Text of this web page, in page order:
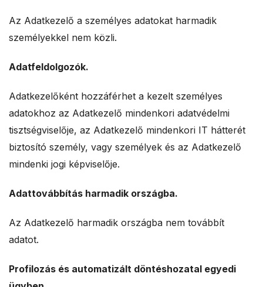
Az Adatkezelő a személyes adatokat harmadik
személyekkel nem közli.
Adatfeldolgozók.
Adatkezelőként hozzáférhet a kezelt személyes
adatokhoz az Adatkezelő mindenkori adatvédelmi
tisztségviselője, az Adatkezelő mindenkori IT hátterét
biztosító személy, vagy személyek és az Adatkezelő
mindenki jogi képviselője.
Adattovábbítás harmadik országba.
Az Adatkezelő harmadik országba nem továbbít
adatot.
Profilozás és automatizált döntéshozatal egyedi